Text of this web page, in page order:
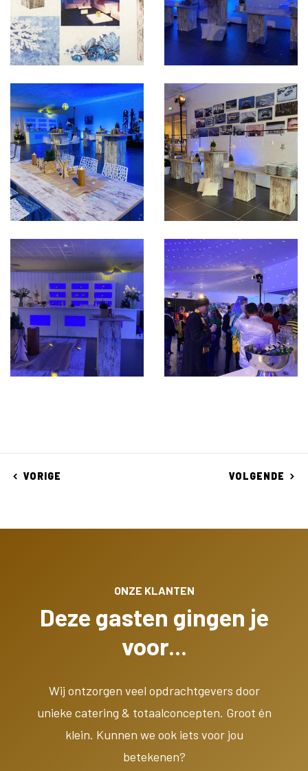
VORIGE VOLGENDE
ONZE KLANTEN
Deze gasten gingen je
voor...
Wij ontzorgen veel opdrachtgevers door
unieke catering & totaalconcepten. Groot én
klein. Kunnen we ook iets voor jou
betekenen?